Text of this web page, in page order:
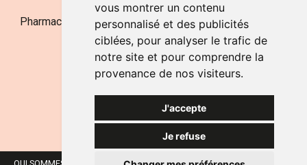
vous montrer un contenu
personnalisé et des publicités
ciblées, pour analyser le trafic de
notre site et pour comprendre la
provenance de nos visiteurs.
J'accepte
Je refuse
Pharmacie Jufarma - Fatima Abachra - APB 521704 - N°
Entreprise BE0882-700-592